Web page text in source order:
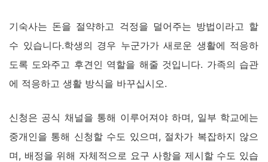
기숙사는 돈을 절약하고 걱정을 덜어주는 방법이라고 할
수 있습니다.학생의 경우 누군가가 새로운 생활에 적응하
도록 도와주고 후견인 역할을 해줄 것입니다. 가족의 습관
에 적응하고 생활 방식을 바꾸십시오.
신청은 공식 채널을 통해 이루어져야 하며, 일부 학교에는
중개인을 통해 신청할 수도 있으며, 절차가 복잡하지 않으
며, 배정을 위해 자체적으로 요구 사항을 제시할 수도 있습